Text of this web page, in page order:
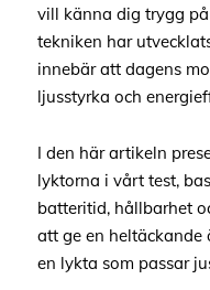
vill känna dig trygg
tekniken har
innebär att dagens
ljusstyrka och
I den här artikeln
lyktorna i vårt test,
batteritid, hållbarhet
att ge en
en lykta som passar